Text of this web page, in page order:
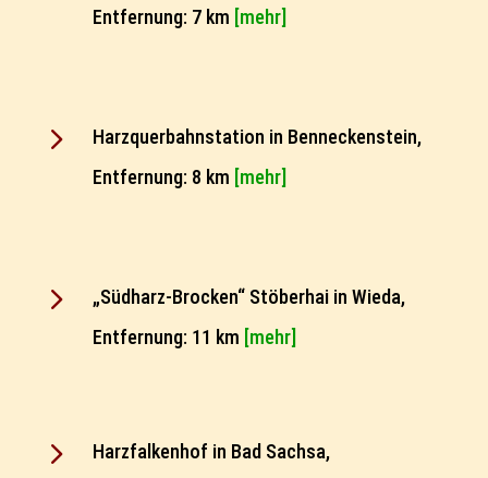
Entfernung: 7 km [mehr]
5
Harzquerbahnstation in Benneckenstein,
Entfernung: 8 km [mehr]
5
„Südharz-Brocken“ Stöberhai in Wieda,
Entfernung: 11 km [mehr]
5
Harzfalkenhof in Bad Sachsa,